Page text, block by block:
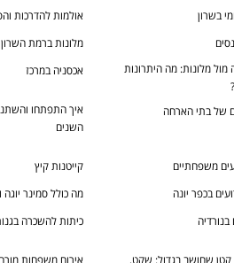
בשרון אולמות להדרכות
מלונות ברמת השרון
מלונות: מה היתרונות
אכסניה במרכז
של בתי הארחה
איך התפתחו
השנים
משפחתיים קייטנות קיץ
בכפר יונה מה כולל סמינר יוגה
בנורדיה כיתות להשכרה